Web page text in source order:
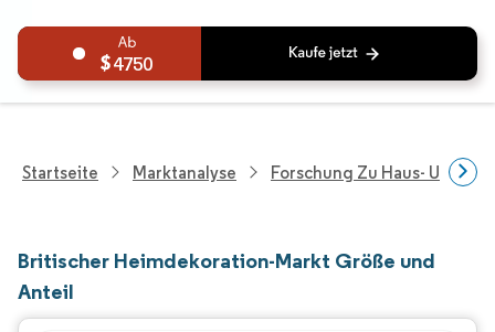
4750
Startseite Marktanalyse Forschung Zu Haus- Und
Britischer Heimdekoration-Markt Größe und
Anteil